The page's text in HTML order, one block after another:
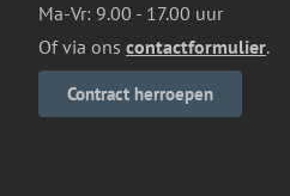
Ma-Vr: 9.00 - 17.00 uur
Of via ons contactformulier.
Contract herroepen